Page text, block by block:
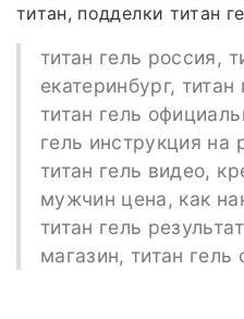
титан, подделки титан
титан гель россия,
екатеринбург,
титан гель
гель инструкция на
титан гель видео,
мужчин цена, как
титан гель
магазин, титан